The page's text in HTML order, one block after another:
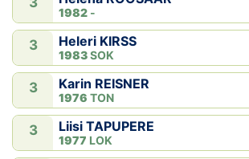
1982 -
3 Heleri KIRSS
1983SOK
3 Karin REISNER
1976 TON
3 Liisi TAPUPERE
1977 LOK